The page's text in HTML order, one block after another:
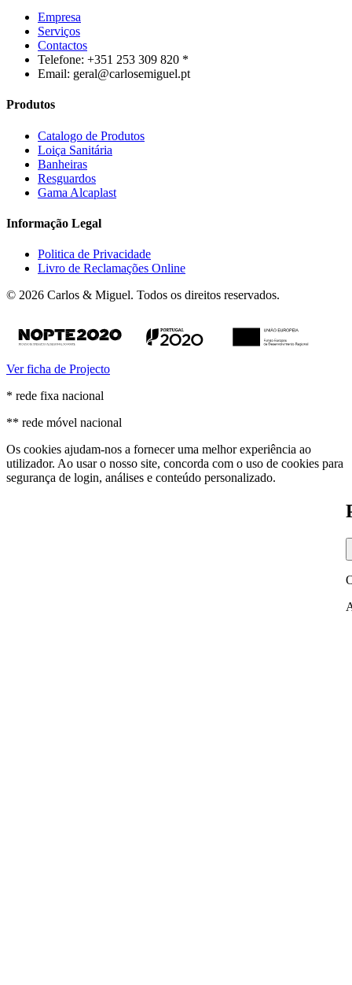
Empresa
Serviços
Contactos
Telefone: +351 253 309 820 *
Email: geral@carlosemiguel.pt
Produtos
Catalogo de Produtos
Loiça Sanitária
Banheiras
Resguardos
Gama Alcaplast
Informação Legal
Politica de Privacidade
Livro de Reclamações Online
© 2026 Carlos & Miguel. Todos os direitos reservados.
Ver ficha de Projecto
* rede fixa nacional
** rede móvel nacional
Os cookies ajudam-nos a fornecer uma melhor experiência ao
utilizador. Ao usar o nosso site, concorda com o uso de cookies para
segurança de login, análises e conteúdo personalizado.